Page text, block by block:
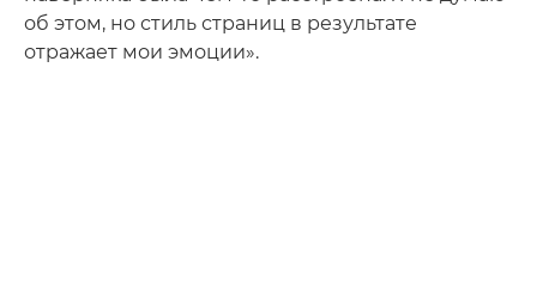
об этом, но стиль страниц в результате
отражает мои эмоции».